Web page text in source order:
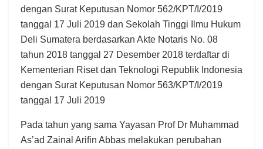
dengan Surat Keputusan Nomor 562/KPT/I/2019
tanggal 17 Juli 2019 dan Sekolah Tinggi Ilmu Hukum
Deli Sumatera berdasarkan Akte Notaris No. 08
tahun 2018 tanggal 27 Desember 2018 terdaftar di
Kementerian Riset dan Teknologi Republik Indonesia
dengan Surat Keputusan Nomor 563/KPT/I/2019
tanggal 17 Juli 2019
Pada tahun yang sama Yayasan Prof Dr Muhammad
As’ad Zainal Arifin Abbas melakukan perubahan